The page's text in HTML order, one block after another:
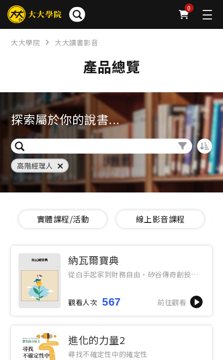
0
大大學院 大大讀書影音
產品總覽
探索屬於你的說書...
高階經理人
實體課程/活動 線上影音課程
納瓦爾寶典
從白手起家到財務自由，矽谷傳奇創投家
觀看人次 567 前往觀看
進化的力量2
尋找不確定性中的確定性